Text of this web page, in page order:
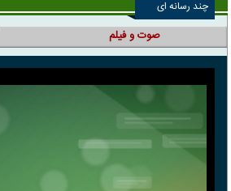
چند رسانه ای
صوت و فیلم